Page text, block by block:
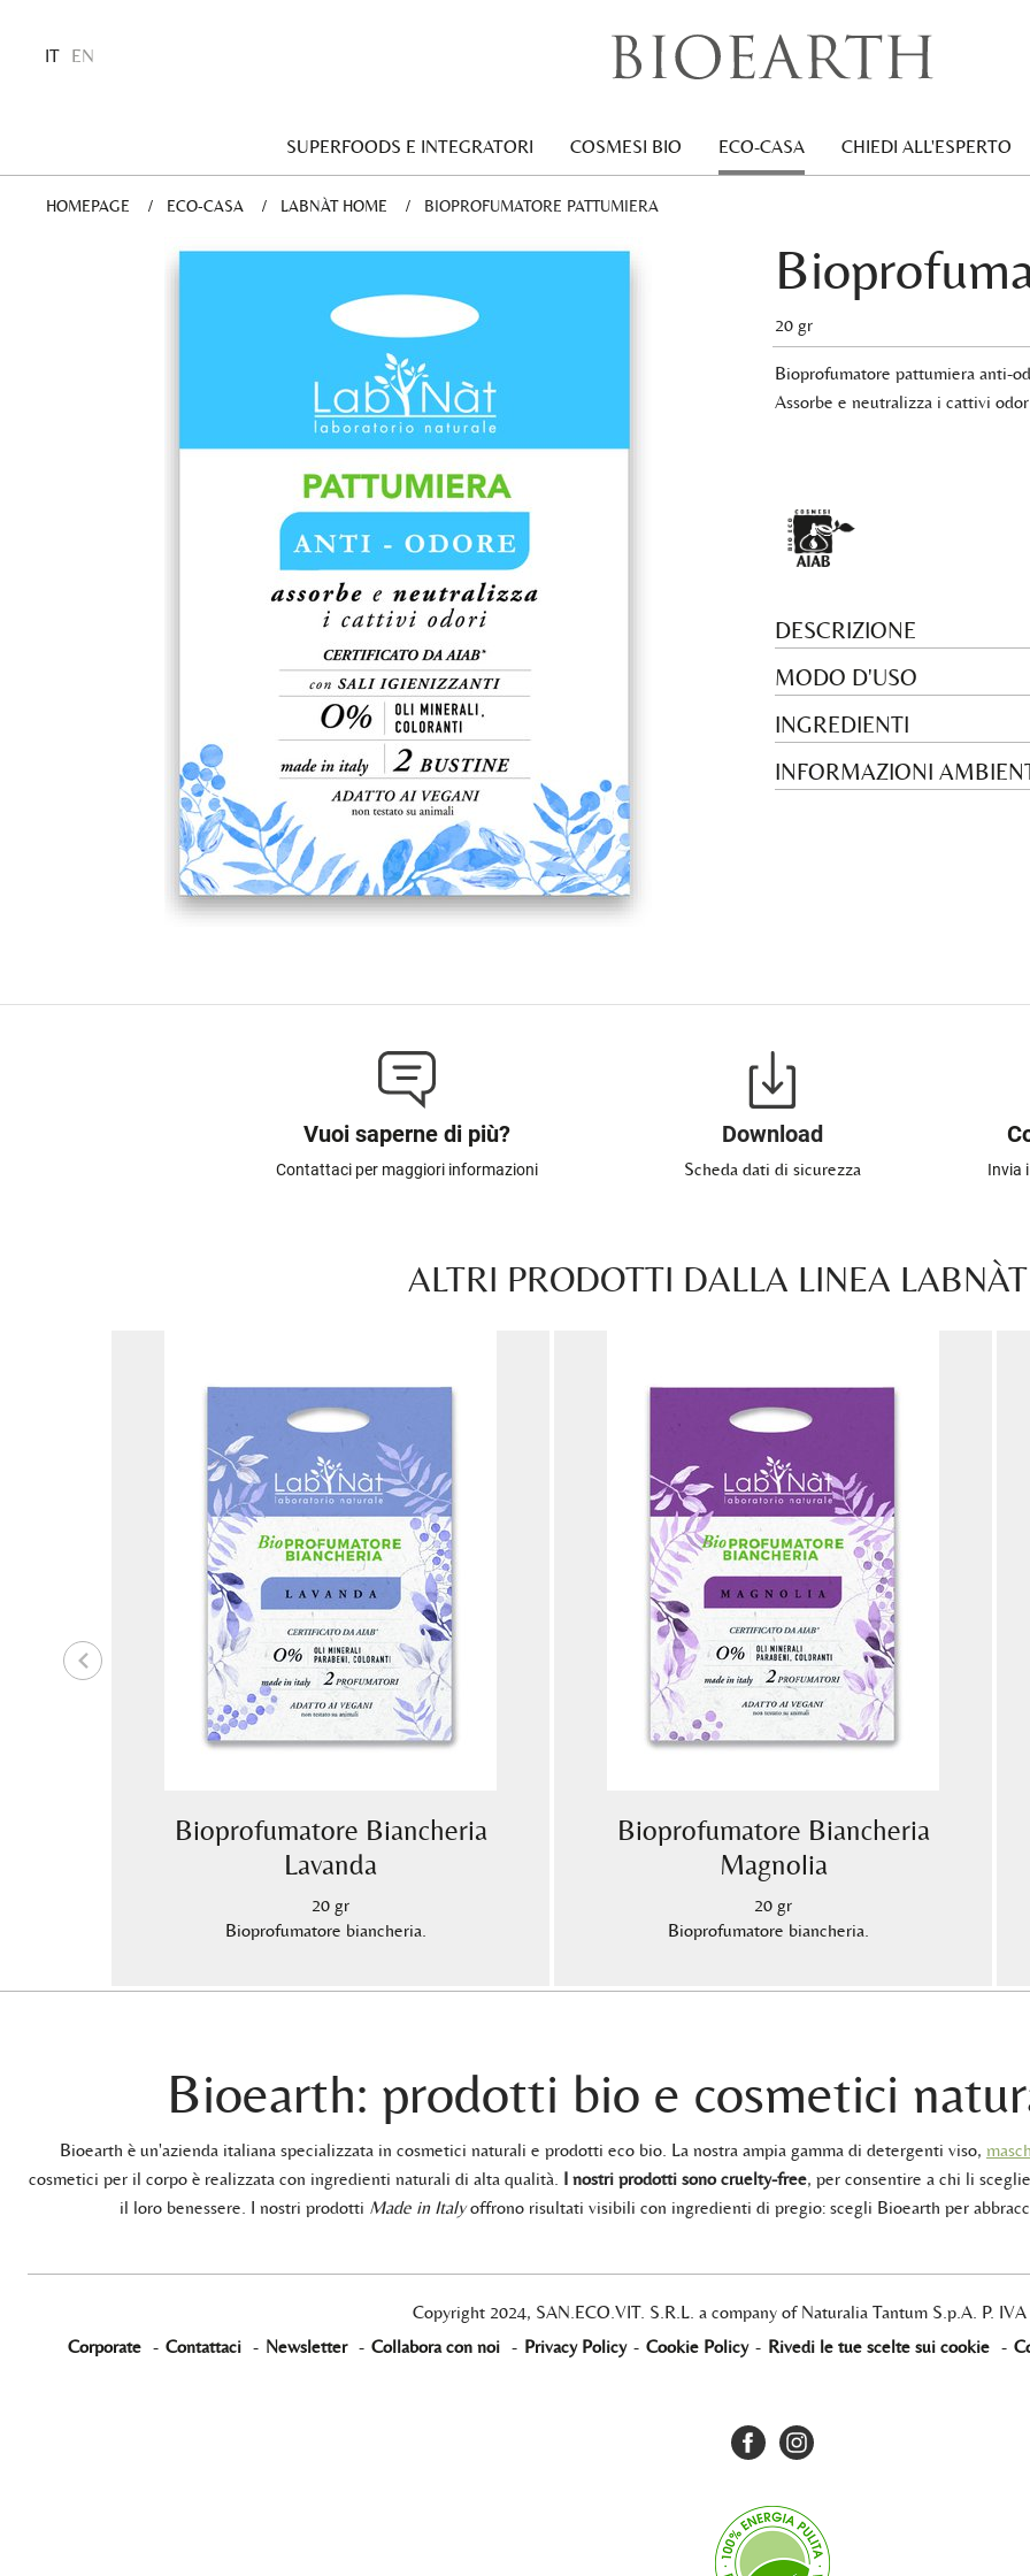
IT EN
SUPERFOODS E INTEGRATORI COSMESI BIO ECO-CASA CHIEDI ALL'ESPERTO
HOMEPAGE ECO-CASA LABNÀT HOME CURRENT:
BIOPROFUMATORE PATTUMIERA
20 gr
Bioprofumatore pattumiera anti-
Assorbe e neutralizza i cattivi
DESCRIZIONE
MODO D'USO
INGREDIENTI
INFORMAZIONI
Vuoi saperne di più?
Contattaci per maggiori informazioni
Download
Scheda dati di sicurezza Invia
ALTRI PRODOTTI DALLA LINEA
Bioprofumatore Biancheria
Lavanda
20 gr
Bioprofumatore biancheria.
Bioprofumatore Biancheria
Magnolia
20 gr
Bioprofumatore biancheria.
Bioearth: prodotti bio e cosmetici
Bioearth è un'azienda italiana specializzata in cosmetici naturali e prodotti eco bio. La nostra ampia gamma di detergenti viso,
cosmetici per il corpo è realizzata con ingredienti naturali di alta qualità. I nostri prodotti sono cruelty-free, per consentire a chi li
il loro benessere. I nostri prodotti Made in Italyoffrono risultati visibili con ingredienti di pregio: scegli Bioearth per
Copyright 2024, SAN.ECO.VIT. S.R.L. a company of Naturalia Tantum S.p.A. P.
Corporate - Contattaci - Newsletter - Collabora con noi - Privacy Policy - Cookie Policy - Rivedi le tue scelte sui cookie -